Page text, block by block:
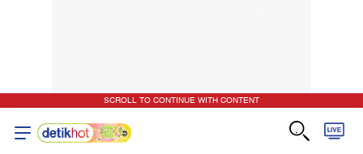
SCROLL TO CONTINUE WITH CONTENT